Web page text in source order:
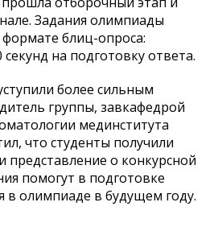
Задания олимпиады
блиц-опроса:
на подготовку ответа.
более сильным
группы, завкафедрой
мединститута
что студенты получили
о конкурсной
помогут в подготовке
в олимпиаде в будущем году.